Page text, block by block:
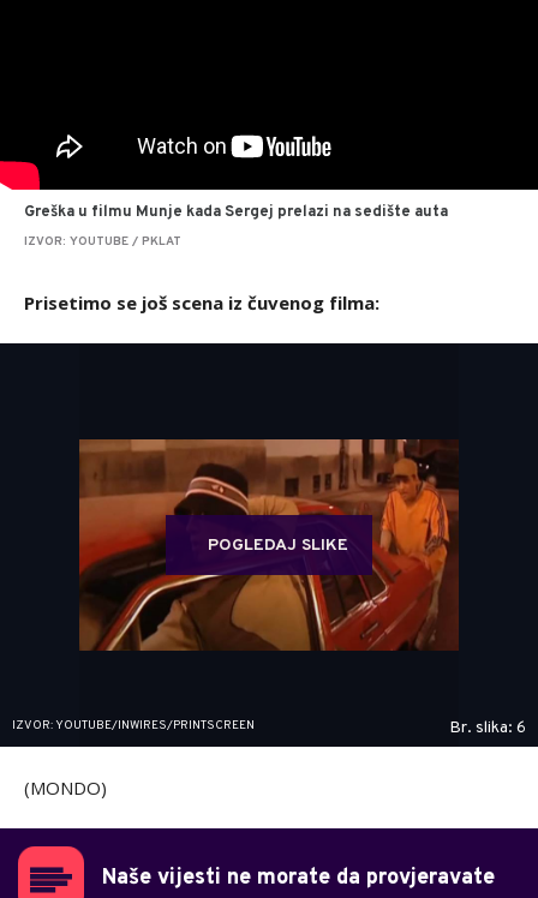
Greška u filmu Munje kada Sergej prelazi na sedište auta
IZVOR: YOUTUBE / PKLAT
Prisetimo se još scena iz čuvenog filma:
POGLEDAJ SLIKE
IZVOR: YOUTUBE/INWIRES/PRINTSCREEN Br. slika: 6
(MONDO)
Naše vijesti ne morate da provjeravate